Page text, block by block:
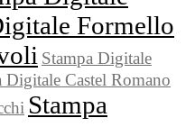
Formello
Stampa Digitale
Digitale Castel Romano
Stampa